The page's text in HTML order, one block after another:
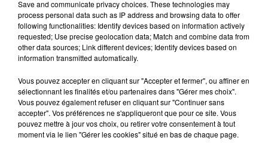
UNE ADOLESCENTE DEVANT SE FAIRE
OPÉRER DE LA CHEVILLE RESSORT DE LA...
La famille a porté plainte contre la clinique qui a
reconnu sa responsabilité et présenté ses
TITRES DIFFUSÉS
10h10
10h10 10h07
10h07
Save and communicate privacy choices. These technologies may
process personal data such as IP address and browsing data to offer
following functionalities: Identify devices based on information actively
requested; Use precise geolocation data; Match and combine data from
other data sources; Link different devices; Identify devices based on
information transmitted automatically.
Vous pouvez accepter en cliquant sur "Accepter et fermer", ou affiner en
sélectionnant les finalités et/ou partenaires dans "Gérer mes choix".
Vous pouvez également refuser en cliquant sur "Continuer sans
accepter". Vos préférences ne s'appliqueront que pour ce site. Vous
pouvez mettre à jour vos choix, ou retirer votre consentement à tout
moment via le lien "Gérer les cookies" situé en bas de chaque page.